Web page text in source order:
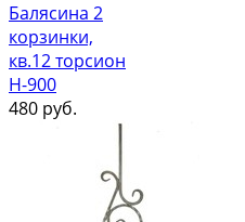
Балясина 2
корзинки,
кв.12 торсион
Н-900
480 руб.